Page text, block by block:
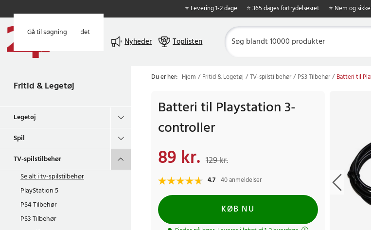
Gå til hovedindholdet
Gå til søgning
⭐ Levering 1-2 dage ⭐ 365 dages fortrydelsesret ⭐ Nem og
Nyheder Toplisten
Fritid & Legetøj
Legetøj
Spil
TV-spilstilbehør
Se alt itv-spilstilbehør
PlayStation 5
PS4 Tilbehør
PS3 Tilbehør
Du er her: Hjem Fritid & Legetøj TV-spilstilbehør PS3 Tilbehør Batteri til
Batteri til Playstation 3-
controller
Nuværende pris
89 kr. 129 kr.
4.7 40 anmeldelser
KØB NU